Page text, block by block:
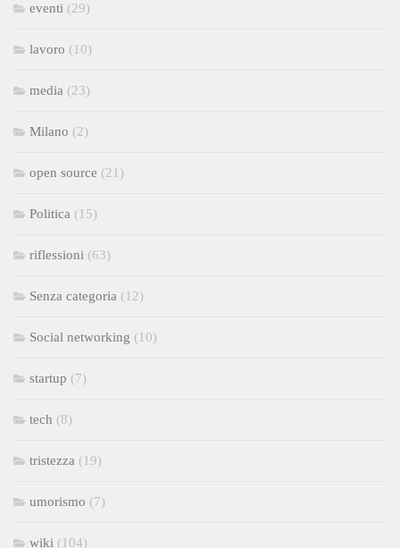
eventi (29)
lavoro (10)
media (23)
Milano (2)
open source (21)
Politica (15)
riflessioni (63)
Senza categoria (12)
Social networking (10)
startup (7)
tech (8)
tristezza (19)
umorismo (7)
wiki (104)